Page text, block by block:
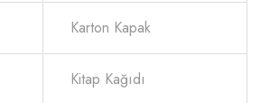
Karton Kapak
Kitap Kağıdı